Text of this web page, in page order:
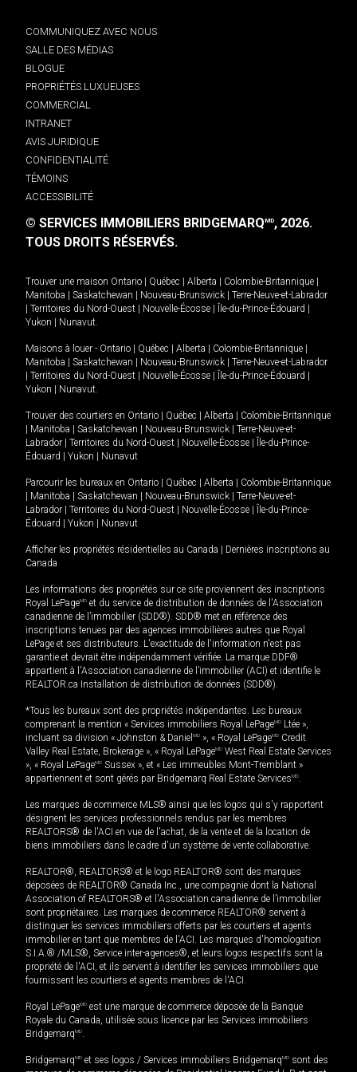
COMMUNIQUEZ AVEC NOUS
SALLE DES MÉDIAS
BLOGUE
PROPRIÉTÉS LUXUEUSES
COMMERCIAL
INTRANET
AVIS JURIDIQUE
CONFIDENTIALITÉ
TÉMOINS
ACCESSIBILITÉ
© SERVICES IMMOBILIERS BRIDGEMARQMD, 2026.
TOUS DROITS RÉSERVÉS.
Trouver une maison Ontario Québec Alberta Colombie-Britannique
Manitoba
Saskatchewan Nouveau-Brunswick
Terre-Neuve-et-Labrador
Territoires du Nord-Ouest Nouvelle-Écosse Île-du-Prince-Édouard
Yukon
Nunavut.
Maisons à louer - Ontario Québec Alberta Colombie-Britannique
Manitoba
Saskatchewan Nouveau-Brunswick
Terre-Neuve-et-Labrador
Territoires du Nord-Ouest Nouvelle-Écosse Île-du-Prince-Édouard
Yukon
Nunavut.
Trouver des courtiers en Ontario Québec Alberta
Colombie-Britannique
Manitoba Saskatchewan Nouveau-Brunswick
Terre-Neuve-et-
Labrador
Territoires du Nord-Ouest Nouvelle-Écosse
Île-du-Prince-
Édouard
Yukon Nunavut
Parcourir les bureaux en Ontario Québec Alberta
Colombie-Britannique
Manitoba Saskatchewan Nouveau-Brunswick
Terre-Neuve-et-
Labrador
Territoires du Nord-Ouest Nouvelle-Écosse
Île-du-Prince-
Édouard
Yukon Nunavut
Afficher les propriétés résidentielles au Canada
Dernières inscriptions au
Canada
Les informations des propriétés sur ce site proviennent des inscriptions
Royal LePageMD et du service de distribution de données de l'Association
canadienne de l’immobilier (SDD®). SDD® met en référence des
inscriptions tenues par des agences immobilières autres que Royal
LePage et ses distributeurs. L'exactitude de l'information n'est pas
garantie et devrait être indépendamment vérifiée. La marque DDF®
appartient à l'Association canadienne de l’immobilier (ACI) et identifie le
REALTOR.ca Installation de distribution de données (SDD®).
*Tous les bureaux sont des propriétés indépendantes. Les bureaux
comprenant la mention « Services immobiliers Royal LePageMD Ltée »,
incluant sa division « Johnston & Daniel MD », « Royal LePageMD Credit
Valley Real Estate, Brokerage », « Royal LePageMD West Real Estate Services
», « Royal LePageMD Sussex », et « Les immeubles Mont-Tremblant »
appartiennent et sont gérés par Bridgemarq Real Estate ServicesMD.
Les marques de commerce MLS® ainsi que les logos qui s'y rapportent
désignent les services professionnels rendus par les membres
REALTORS® de l'ACI en vue de l'achat, de la vente et de la location de
biens immobiliers dans le cadre d'un système de vente collaborative.
REALTOR®, REALTORS® et le logo REALTOR® sont des marques
déposées de REALTOR® Canada Inc., une compagnie dont la National
Association of REALTORS® et l'Association canadienne de l’immobilier
sont propriétaires. Les marques de commerce REALTOR® servent à
distinguer les services immobiliers offerts par les courtiers et agents
immobilier en tant que membres de l'ACI. Les marques d'homologation
S.I.A.® /MLS®, Service inter-agences®, et leurs logos respectifs sont la
propriété de l'ACI, et ils servent à identifier les services immobiliers que
fournissent les courtiers et agents membres de l'ACI.
Royal LePageMD est une marque de commerce déposée de la Banque
Royale du Canada, utilisée sous licence par les Services immobiliers
BridgemarqMD.
BridgemarqMD et ses logos / Services immobiliers BridgemarqMD sont des